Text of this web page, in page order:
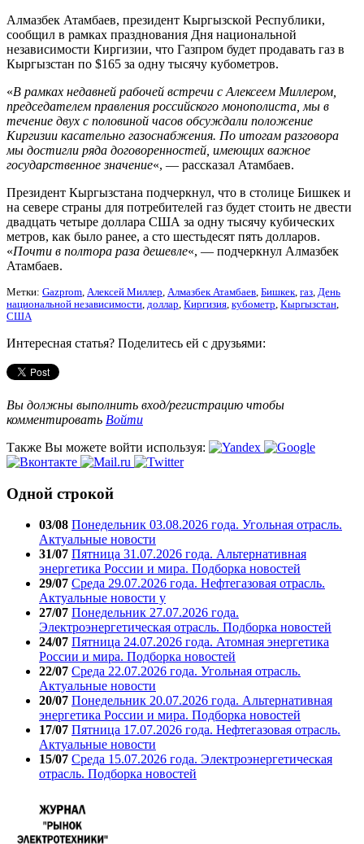
Алмазбек Атамбаев, президент Кыргызской Республики,
сообщил в рамках празднования Дня национальной
независимости Киргизии, что Газпром будет продавать газ в
Кыргызстан по $165 за одну тысячу кубометров.
«В рамках недавней рабочей встречи с Алексеем Миллером,
председателем правления российского монополиста, мы в
течение двух с половиной часов обсуждали положение
Киргизии касательно газоснабжения. По итогам разговора
мы достигли ряда договоренностей, имеющих важное
государственное значение«, — рассказал Атамбаев.
Президент Кыргызстана подчеркнул, что в столице Бишкек и
на севере страны для потребителей газ будет стоить не двести
двадцать четыре доллара США за одну тысячу кубических
метров, как было ранее, а сто шестьдесят пять долларов.
«Почти в полтора раза дешевле«, — подчеркнул Алмазбек
Атамбаев.
Метки: Gazprom, Алексей Миллер, Алмазбек Атамбаев, Бишкек, газ, День
национальной независимости, доллар, Киргизия, кубометр, Кыргызстан,
США
Интересная статья? Поделитесь ей с друзьями:
Вы должны выполнить вход/регистрацию чтобы
комментировать Войти
Также Вы можете войти используя:
Одной строкой
03/08 Понедельник 03.08.2026 года. Угольная отрасль.
Актуальные новости
31/07 Пятница 31.07.2026 года. Альтернативная
энергетика России и мира. Подборка новостей
29/07 Среда 29.07.2026 года. Нефтегазовая отрасль.
Актуальные новости у
27/07 Понедельник 27.07.2026 года.
Электроэнергетическая отрасль. Подборка новостей
24/07 Пятница 24.07.2026 года. Атомная энергетика
России и мира. Подборка новостей
22/07 Среда 22.07.2026 года. Угольная отрасль.
Актуальные новости
20/07 Понедельник 20.07.2026 года. Альтернативная
энергетика России и мира. Подборка новостей
17/07 Пятница 17.07.2026 года. Нефтегазовая отрасль.
Актуальные новости
15/07 Среда 15.07.2026 года. Электроэнергетическая
отрасль. Подборка новостей